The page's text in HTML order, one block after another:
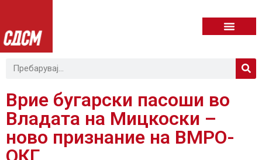
Врие бугарски пасоши во
Владата на Мицкоски –
ново признание на ВМРО-